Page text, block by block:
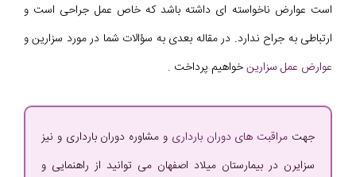
است عوارض ناخواسته ای داشته باشد که خاص عمل جراحی است و
ارتباطی به جراح ندارد. در مقاله بعدی به سؤالات شما در مورد سزارین و
عوارض عمل سزارینخواهیم پرداخت .
جهت مراقبت های دوران بارداری و مشاوره دوران بارداری و نیز
سزایرن در بیمارستان میلاد اصفهان می توانید از راهنمایی و